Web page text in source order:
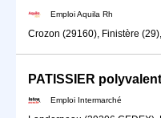
Emploi Aquila Rh
Crozon (29160), Finistère
PATISSIER
Emploi Intermarché